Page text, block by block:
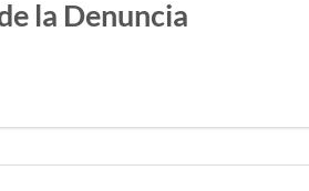
la Denuncia